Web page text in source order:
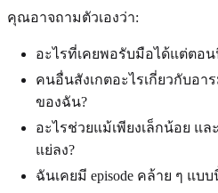
คุณอาจถามตัวเองว่า:
อะไรที่เคยพอรับมือได้แต่ตอ
คนอื่นสังเกตอะไรเกี่ยวกับอ
ของฉัน?
อะไรช่วยแม้เพียงเล็กน้อย แ
แย่ลง?
ฉันเคยมี episode คล้าย ๆ แบ